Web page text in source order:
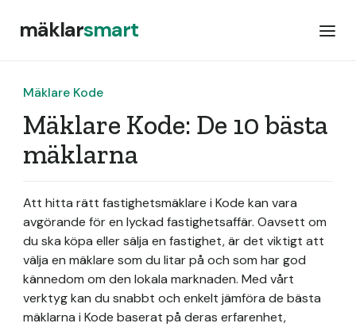
mäklarsmart
Mäklare Kode
Mäklare Kode: De 10 bästa
mäklarna
Att hitta rätt fastighetsmäklare i Kode kan vara
avgörande för en lyckad fastighetsaffär. Oavsett om
du ska köpa eller sälja en fastighet, är det viktigt att
välja en mäklare som du litar på och som har god
kännedom om den lokala marknaden. Med vårt
verktyg kan du snabbt och enkelt jämföra de bästa
mäklarna i Kode baserat på deras erfarenhet,